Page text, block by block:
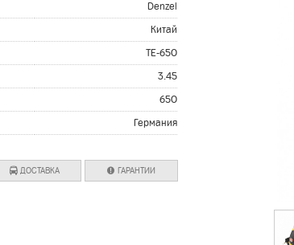
Denzel
Китай
TE-650
3.45
650
Германия
ДОСТАВКА ГАРАНТИИ